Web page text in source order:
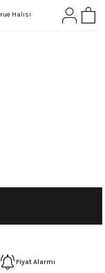
Fiyat Alarmı